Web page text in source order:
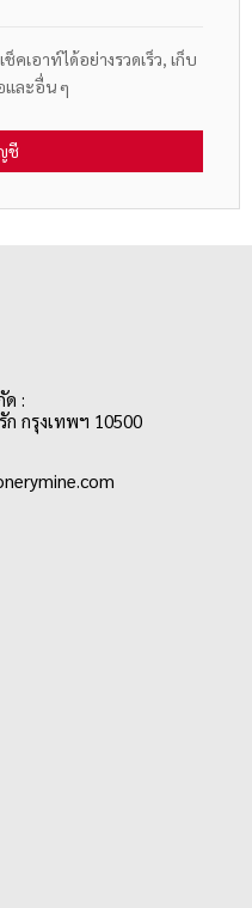
เอาท์ได้อย่างรวดเร็ว, เก็บ
และอื่น ๆ
ชี
ด :
กรุงเทพฯ 10500